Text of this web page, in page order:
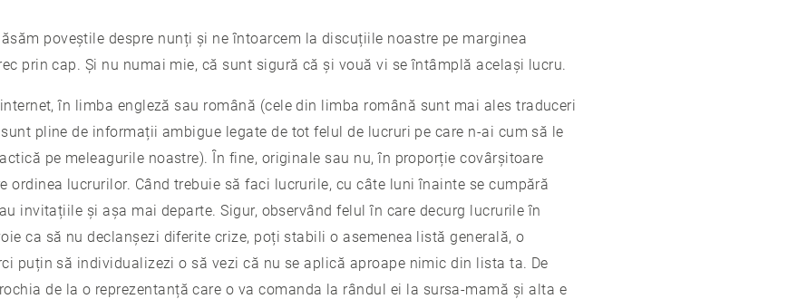
poveștile despre nunți și ne întoarcem la discuțiile noastre pe marginea
prin cap. Și nu numai mie, că sunt sigură că și vouă vi se întâmplă același lucru.
în limba engleză sau română (cele din limba română sunt mai ales traduceri
pline de informații ambigue legate de tot felul de lucruri pe care n-ai cum să le
pe meleagurile noastre). În fine, originale sau nu, în proporție covârșitoare
ordinea lucrurilor. Când trebuie să faci lucrurile, cu câte luni înainte se cumpără
invitațiile și așa mai departe. Sigur, observând felul în care decurg lucrurile în
ca să nu declanșezi diferite crize, poți stabili o asemenea listă generală, o
puțin să individualizezi o să vezi că nu se aplică aproape nimic din lista ta. De
de la o reprezentanță care o va comanda la rândul ei la sursa-mamă și alta e